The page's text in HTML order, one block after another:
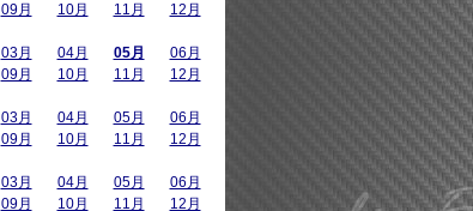
09月 10月 11月
12月
03月 04月 05月
06月
09月 10月 11月
12月
03月 04月 05月
06月
09月 10月 11月
12月
03月 04月 05月
06月
09月 10月 11月
12月